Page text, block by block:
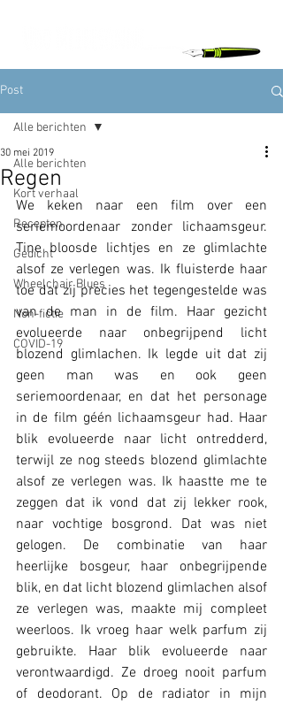
Post
Alle berichten
Kort verhaal
Recepten
Gedicht
Wheelchair Blues
Non-fictie
COVID-19
Alle berichten
Regen
30 mei 2019
We keken naar een film over een
seriemoordenaar zonder lichaamsgeur.
Tine bloosde lichtjes en ze glimlachte
alsof ze verlegen was. Ik fluisterde haar
toe dat zij precies het tegengestelde was
van de man in de film. Haar gezicht
evolueerde naar onbegrijpend licht
blozend glimlachen. Ik legde uit dat zij
geen man was en ook geen
seriemoordenaar, en dat het personage
in de film géén lichaamsgeur had. Haar
blik evolueerde naar licht ontredderd,
terwijl ze nog steeds blozend glimlachte
alsof ze verlegen was. Ik haastte me te
zeggen dat ik vond dat zij lekker rook,
naar vochtige bosgrond. Dat was niet
gelogen. De combinatie van haar
heerlijke bosgeur, haar onbegrijpende
blik, en dat licht blozend glimlachen alsof
ze verlegen was, maakte mij compleet
weerloos. Ik vroeg haar welk parfum zij
gebruikte. Haar blik evolueerde naar
verontwaardigd. Ze droeg nooit parfum
of deodorant. Op de radiator in mijn